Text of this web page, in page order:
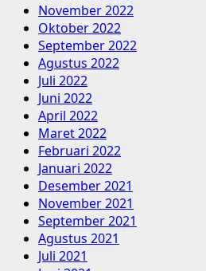
November 2022
Oktober 2022
September 2022
Agustus 2022
Juli 2022
Juni 2022
April 2022
Maret 2022
Februari 2022
Januari 2022
Desember 2021
November 2021
September 2021
Agustus 2021
Juli 2021